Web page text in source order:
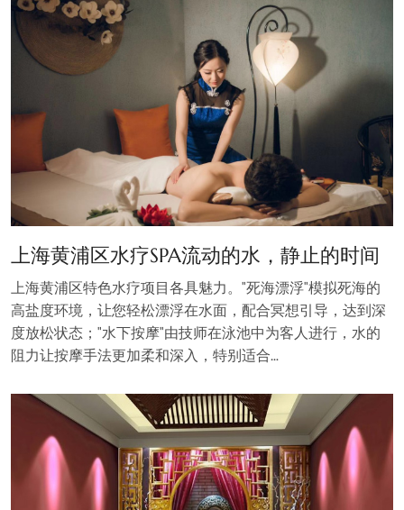
上海黄浦区水疗SPA流动的水，静止的时间
上海黄浦区特色水疗项目各具魅力。"死海漂浮"模拟死海的
高盐度环境，让您轻松漂浮在水面，配合冥想引导，达到深
度放松状态；"水下按摩"由技师在泳池中为客人进行，水的
阻力让按摩手法更加柔和深入，特别适合…